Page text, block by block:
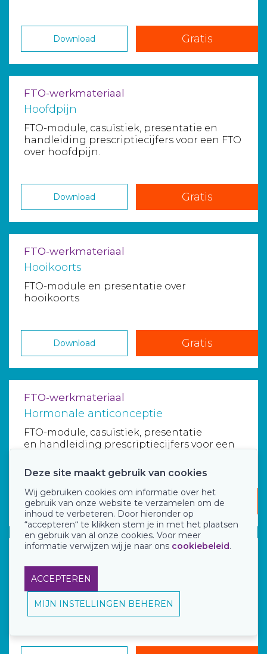
Download Gratis
FTO-werkmateriaal
Hoofdpijn
FTO-module, casuïstiek, presentatie en
handleiding prescriptiecijfers voor een FTO
over hoofdpijn.
Download Gratis
FTO-werkmateriaal
Hooikoorts
FTO-module en presentatie over
hooikoorts
Download Gratis
FTO-werkmateriaal
Hormonale anticonceptie
FTO-module, casuïstiek, presentatie
en handleiding prescriptiecijfers voor een
Download Gratis
FTO-modules, werkboek,
presentaties, handleiding prescriptiecijfers
en overige werkmaterialen voor e...
Deze site maakt gebruik van cookies
Wij gebruiken cookies om informatie over het
gebruik van onze website te verzamelen om de
inhoud te verbeteren. Door hieronder op
“accepteren“ te klikken stem je in met het plaatsen
en gebruik van al onze cookies. Voor meer
informatie verwijzen wij je naar ons cookiebeleid.
ACCEPTEREN
MIJN INSTELLINGEN BEHEREN